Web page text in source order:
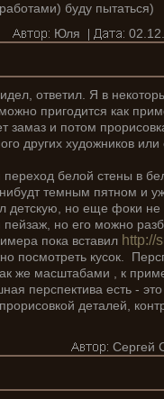
буду пытаться)
Юля
ответил. Я в
пригодится как
замаз и потом
других художников
белой стены в
темным пятном и
детскую, но еще фоки
но его можно
пока вставил http://
посмотреть кусок.
же масштабами , к
перспектива есть -
деталей,
Сергей